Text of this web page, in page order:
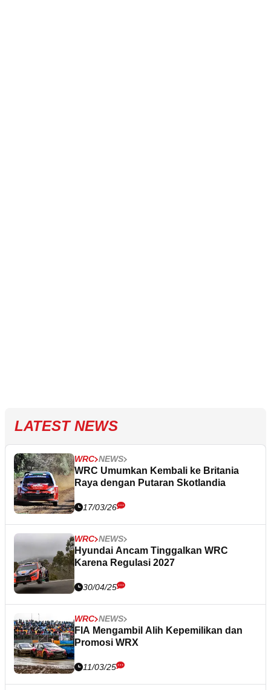
LATEST NEWS
WRC NEWS
WRC Umumkan Kembali ke Britania
Raya dengan Putaran Skotlandia
17/03/26
WRC NEWS
Hyundai Ancam Tinggalkan WRC
Karena Regulasi 2027
30/04/25
WRC NEWS
FIA Mengambil Alih Kepemilikan dan
Promosi WRX
11/03/25